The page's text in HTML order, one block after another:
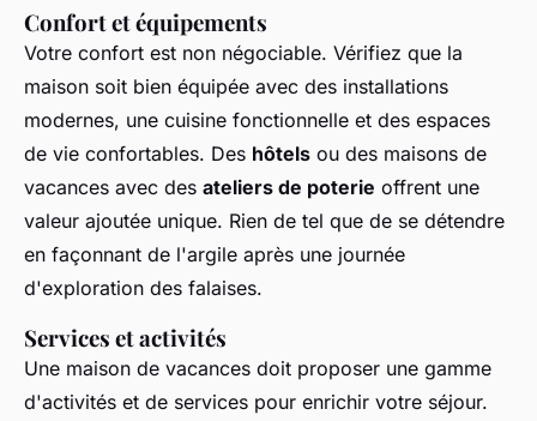
Confort et équipements
Votre confort est non négociable. Vérifiez que la
maison soit bien équipée avec des installations
modernes, une cuisine fonctionnelle et des espaces
de vie confortables. Des hôtels ou des maisons de
vacances avec des ateliers de poterie offrent une
valeur ajoutée unique. Rien de tel que de se détendre
en façonnant de l'argile après une journée
d'exploration des falaises.
Services et activités
Une maison de vacances doit proposer une gamme
d'activités et de services pour enrichir votre séjour.